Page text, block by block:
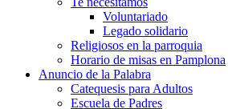
Voluntariado
Legado solidario
Religiosos en la parroquia
Horario de misas en Pamplona
Anuncio de la Palabra
Catequesis para Adultos
Escuela de Padres